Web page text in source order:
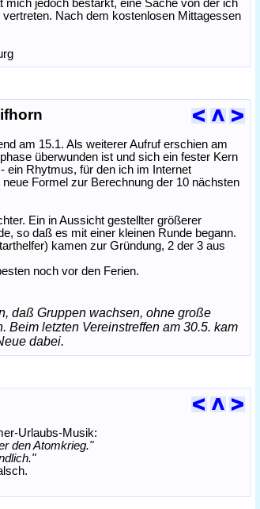
mich jedoch bestärkt, eine Sache von der ich
Nach dem kostenlosen Mittagessen
am 15.1. Als weiterer Aufruf erschien am
überwunden ist und sich ein fester Kern
ein Rhytmus, für den ich im Internet
Formel zur Berechnung der 10 nächsten
Ein in Aussicht gestellter größerer
so daß es mit einer kleinen Runde begann.
kamen zur Gründung, 2 der 3 aus
noch vor den Ferien.
daß Gruppen wachsen, ohne große
Beim letzten Vereinstreffen am 30.5. kam
dabei.
Urlaubs-Musik:
den Atomkrieg."